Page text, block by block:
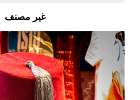
غير مصنف